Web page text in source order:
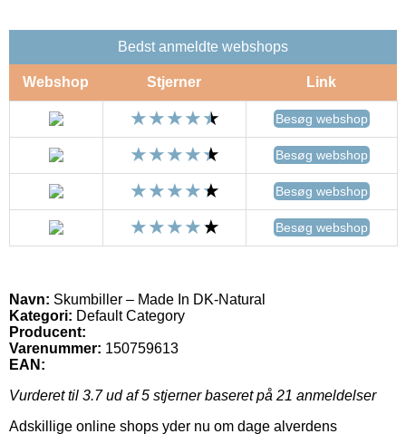
Bedst anmeldte webshops
Webshop Stjerner Link
Besøg webshop
Besøg webshop
Besøg webshop
Besøg webshop
Navn: Skumbiller – Made In DK-Natural
Kategori: Default Category
Producent:
Varenummer: 150759613
EAN:
Vurderet til 3.7ud af 5 stjerner baseret på 21 anmeldelser
Adskillige online shops yder nu om dage alverdens